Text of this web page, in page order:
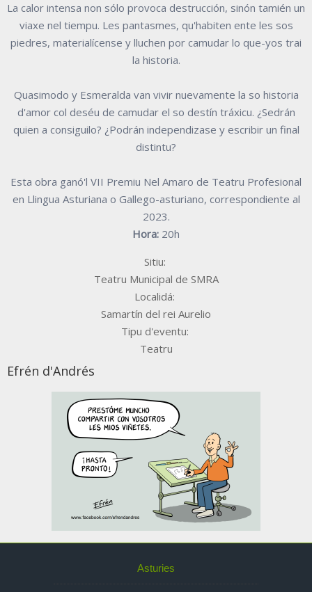
La calor intensa non sólo provoca destrucción, sinón tamién un
viaxe nel tiempu. Les pantasmes, qu'habiten ente les sos
piedres, materialícense y lluchen por camudar lo que-yos trai
la historia.
Quasimodo y Esmeralda van vivir nuevamente la so historia
d'amor col deséu de camudar el so destín tráxicu. ¿Sedrán
quien a consiguilo? ¿Podrán independizase y escribir un final
distintu?
Esta obra ganó'l VII Premiu Nel Amaro de Teatru Profesional
en Llingua Asturiana o Gallego-asturiano, correspondiente al
2023.
Hora: 20h
Sitiu:
Teatru Municipal de SMRA
Localidá:
Samartín del rei Aurelio
Tipu d'eventu:
Teatru
Efrén d'Andrés
Asturies